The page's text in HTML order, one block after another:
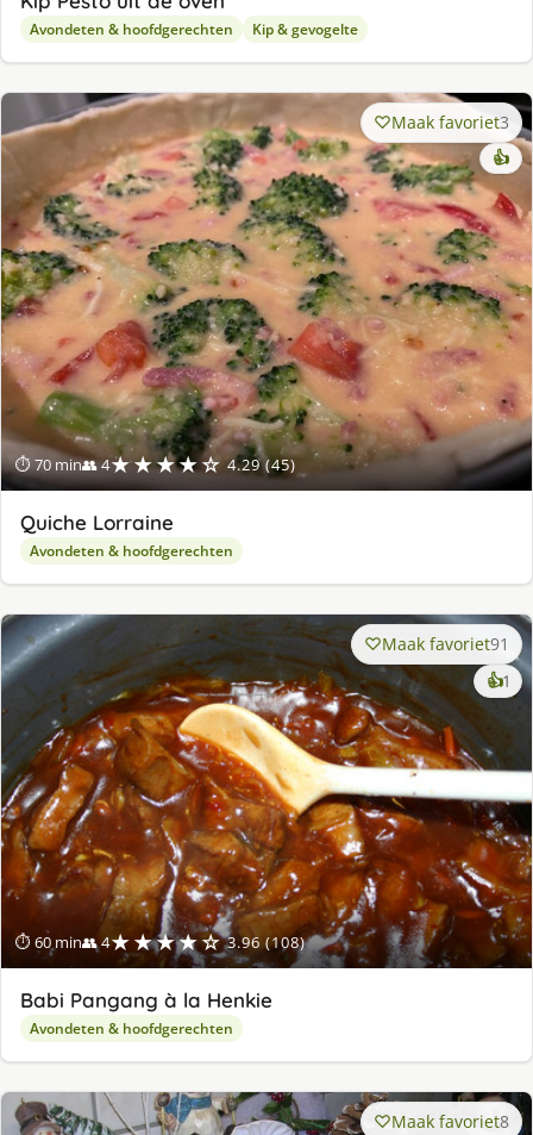
Avondeten & hoofdgerechten Kip & gevogelte
⏱ 70 min👥 4★★★★☆ 4.29 (45)
Maak favoriet3
👍
Quiche Lorraine
Avondeten & hoofdgerechten
⏱ 60 min👥 4★★★★☆ 3.96 (108)
Maak favoriet91
👍1
Babi Pangang à la Henkie
Avondeten & hoofdgerechten
Maak favoriet8